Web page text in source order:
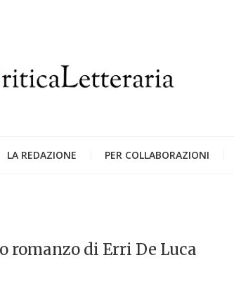
LA REDAZIONE PER COLLABORAZIONI
di Erri De Luca